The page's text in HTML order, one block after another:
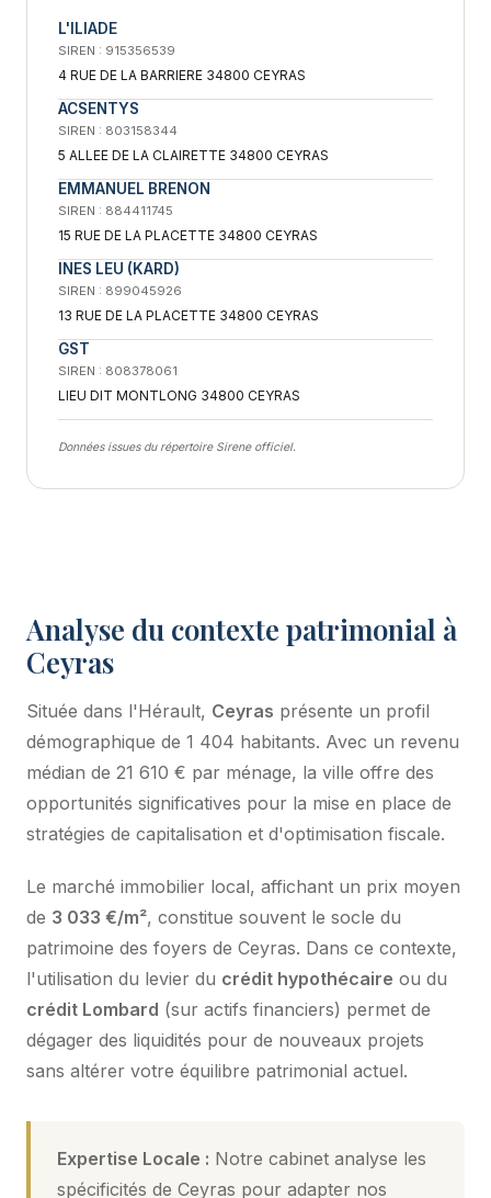
Analyse du contexte patrimonial à
Ceyras
Située dans l'Hérault, Ceyras présente un profil
démographique de 1 404 habitants. Avec un revenu
médian de 21 610 € par ménage, la ville offre des
opportunités significatives pour la mise en place de
stratégies de capitalisation et d'optimisation fiscale.
Le marché immobilier local, affichant un prix moyen
de 3 033 €/m², constitue souvent le socle du
patrimoine des foyers de Ceyras. Dans ce contexte,
l'utilisation du levier du crédit hypothécaire ou du
crédit Lombard (sur actifs financiers) permet de
dégager des liquidités pour de nouveaux projets
sans altérer votre équilibre patrimonial actuel.
Expertise Locale : Notre cabinet analyse les
spécificités de Ceyras pour adapter nos
L'ILIADE
SIREN : 915356539
4 RUE DE LA BARRIERE 34800 CEYRAS
ACSENTYS
SIREN : 803158344
5 ALLEE DE LA CLAIRETTE 34800 CEYRAS
EMMANUEL BRENON
SIREN : 884411745
15 RUE DE LA PLACETTE 34800 CEYRAS
INES LEU (KARD)
SIREN : 899045926
13 RUE DE LA PLACETTE 34800 CEYRAS
GST
SIREN : 808378061
LIEU DIT MONTLONG 34800 CEYRAS
Données issues du répertoire Sirene officiel.